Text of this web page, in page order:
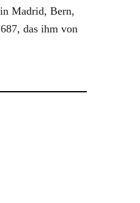
Madrid, Bern,
das ihm von